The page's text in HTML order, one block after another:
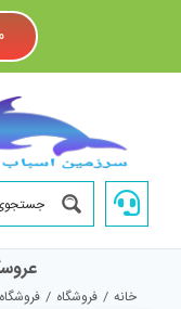
خانه / فروشگاه / فروشگاه